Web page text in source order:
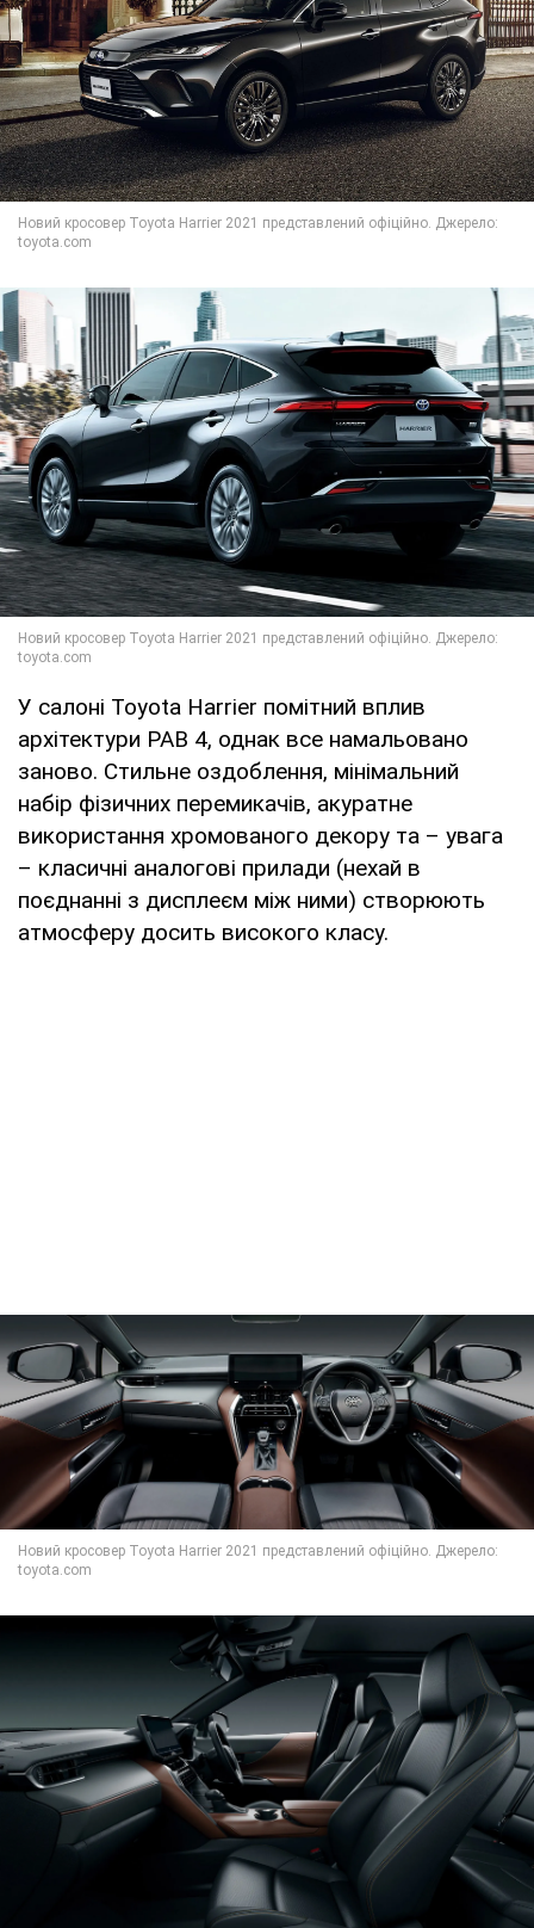
У салоні Toyota Harrier помітний вплив
архітектури РАВ 4, однак все намальовано
заново. Стильне оздоблення, мінімальний
набір фізичних перемикачів, акуратне
використання хромованого декору та – увага
– класичні аналогові прилади (нехай в
поєднанні з дисплеєм між ними) створюють
атмосферу досить високого класу.